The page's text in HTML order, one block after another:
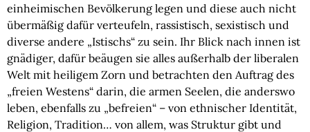
einheimischen Bevölkerung legen und diese auch nicht
übermäßig dafür verteufeln, rassistisch, sexistisch und
diverse andere „Istischs“ zu sein. Ihr Blick nach innen ist
gnädiger, dafür beäugen sie alles außerhalb der liberalen
Welt mit heiligem Zorn und betrachten den Auftrag des
„freien Westens“ darin, die armen Seelen, die anderswo
leben, ebenfalls zu „befreien“ – von ethnischer Identität,
Religion, Tradition… von allem, was Struktur gibt und